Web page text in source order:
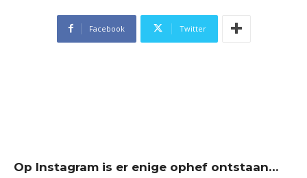
Facebook Twitter
Op Instagram is er enige ophef ontstaan…